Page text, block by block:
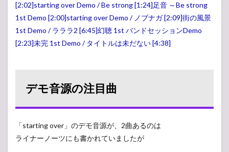
[2:02]starting over Demo / Be strong [1:24]足音 ～Be strong
1st Demo [2:00]starting over Demo / ノブナガ [2:09]街の風景
1st Demo / ラララ2 [6:45]幻聴 1st バンドセッションDemo
[2:23]未完 1st Demo / タイトルは未だない [4:38]
デモ音源の注目曲
「starting over」のデモ音源が、2曲あるのは
ライナーノーツにも書かれていましたが